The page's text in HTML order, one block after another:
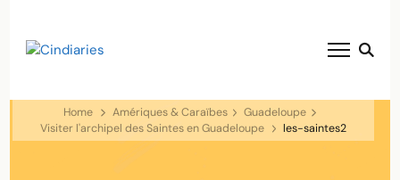
Home Amériques & Caraïbes
Guadeloupe
Visiter l'archipel des Saintes en Guadeloupe
les-saintes2